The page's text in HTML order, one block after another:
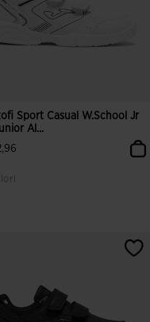
Sport Casual W.School Jr
Al...